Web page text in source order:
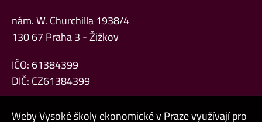
nám. W. Churchilla 1938/4
130 67 Praha 3 - Žižkov
IČO: 61384399
DIČ: CZ61384399
Weby Vysoké školy ekonomické v Praze využívají pro